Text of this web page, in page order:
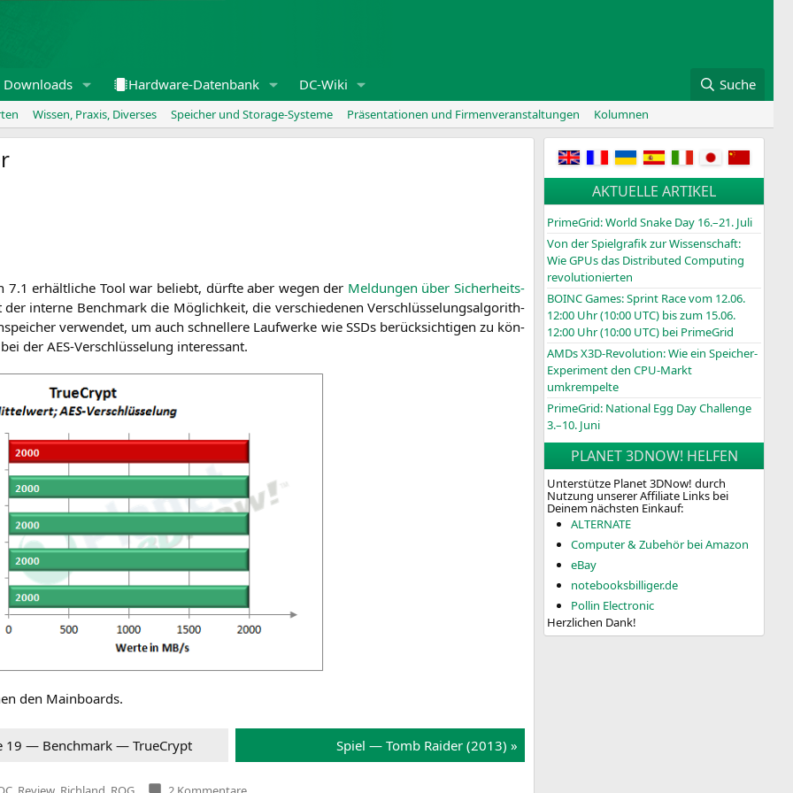
Downloads Hardware-Datenbank DC-Wiki Suche
Wissen, Praxis, Diverses Speicher und Storage-Systeme Präsentationen und Firmenveranstaltungen Kolumnen
7.1 erhält­li­che Tool war beliebt, dürf­te aber wegen der Mel­dun­gen über Sicher­heits­
inter­ne Bench­mark die Mög­lich­keit, die ver­schie­de­nen Ver­schlüs­se­lungs­al­go­rith­
ver­wen­det, um auch schnel­le­re Lauf­wer­ke wie SSDs berück­sich­ti­gen zu kön­
der AES-Ver­schlüs­se­lung interessant.
den Mainboards.
19 — Bench­mark — True­Crypt Spiel — Tomb Rai­der (2013) »
Review Richland ROG 2 Kommentarezu
AKTUELLE ARTIKEL
PrimeGrid: World Snake Day 16.–21. Juli
Von der Spielgrafik zur Wissenschaft:
Wie GPUs das Distributed Computing
revolutionierten
BOINCGames: Sprint Race vom 12.06.
12:00 Uhr (10:00 UTC) bis zum 15.06.
12:00 Uhr (10:00 UTC) bei PrimeGrid
AMDs X3D-Revolution: Wie ein Speicher-
Experiment den CPU-Markt
umkrempelte
PrimeGrid: National Egg Day Challenge
3.–10. Juni
PLANET 3DNOW! HELFEN
Unterstütze Planet 3DNow! durch
Nutzung unserer Affiliate Links bei
Deinem nächsten Einkauf:
ALTERNATE
Computer & Zubehör bei Amazon
eBay
notebooksbilliger.de
Pollin Electronic
Herzlichen Dank!